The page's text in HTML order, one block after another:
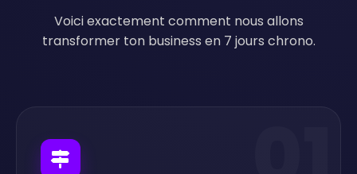
Voici exactement comment nous allons
transformer ton business en 7 jours chrono.